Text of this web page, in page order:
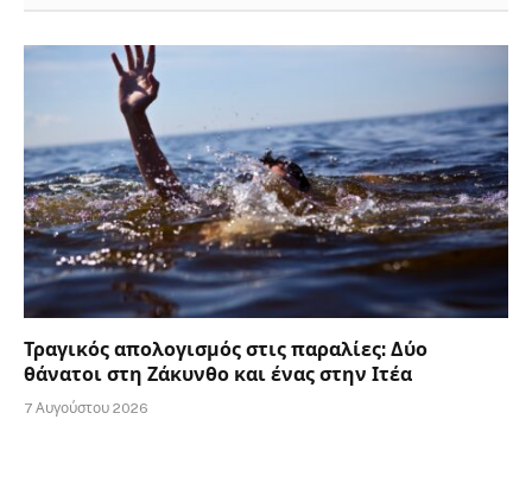
Τραγικός απολογισμός στις παραλίες: Δύο
θάνατοι στη Ζάκυνθο και ένας στην Ιτέα
7 Αυγούστου 2026